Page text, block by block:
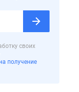
своих
получение